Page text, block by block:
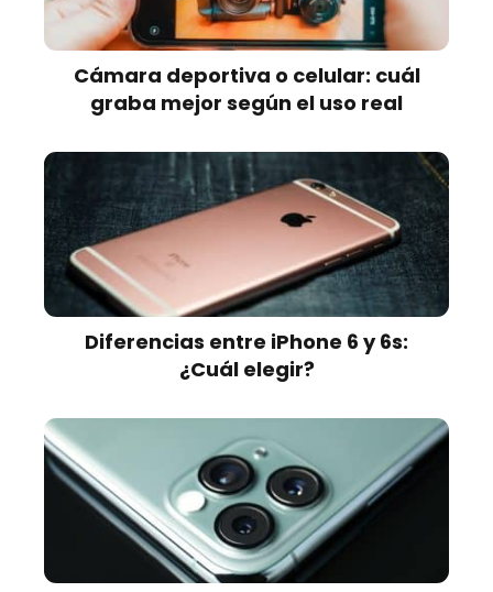
Cámara deportiva o celular: cuál
graba mejor según el uso real
Diferencias entre iPhone 6 y 6s:
¿Cuál elegir?